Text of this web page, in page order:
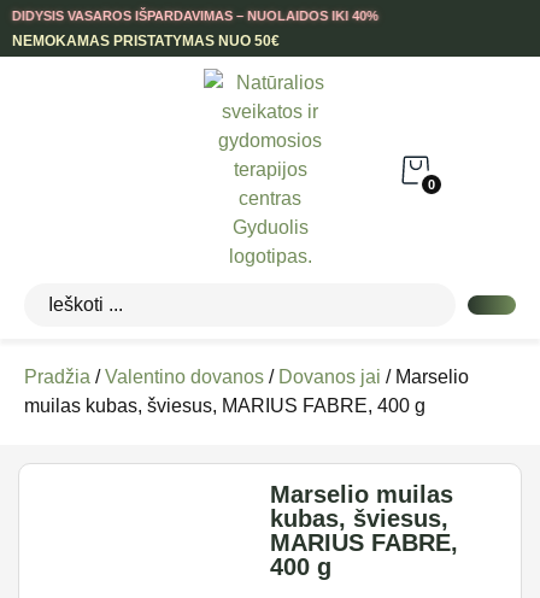
DIDYSIS VASAROS IŠPARDAVIMAS – NUOLAIDOS IKI 40%
NEMOKAMAS PRISTATYMAS NUO 50€
0
Pradžia /Valentino dovanos / Dovanos jai / Marselio
muilas kubas, šviesus, MARIUS FABRE, 400 g
Marselio muilas
kubas, šviesus,
MARIUS FABRE,
400 g